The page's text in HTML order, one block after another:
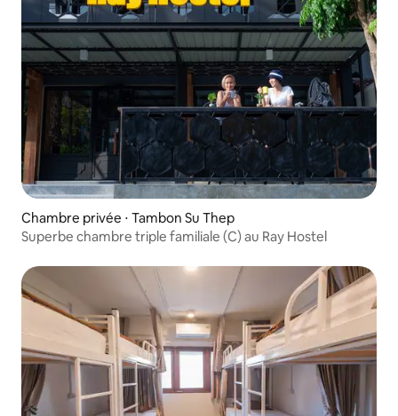
Chambre privée ⋅ Tambon Su Thep
Superbe chambre triple familiale (C) au Ray Hostel